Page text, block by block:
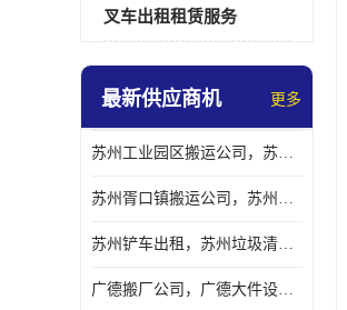
叉车出租租赁服务
最新供应商机 更多
苏州工业园区搬运公司，苏州工业园区搬厂公司
苏州胥口镇搬运公司，苏州胥口镇吊装搬厂公司
苏州铲车出租，苏州垃圾清理铲车租赁服务
广德搬厂公司，广德大件设备搬厂，广德搬运